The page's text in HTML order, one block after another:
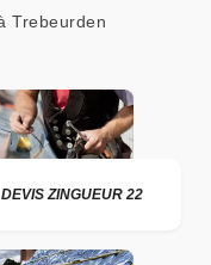
Trebeurden
DEVIS ZINGUEUR 22